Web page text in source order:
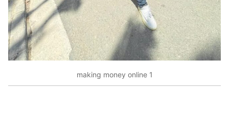
making money online 1